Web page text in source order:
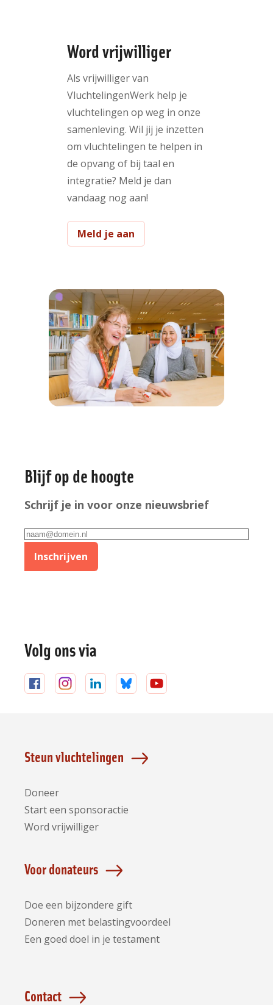
Word vrijwilliger
Als vrijwilliger van
VluchtelingenWerk help je
vluchtelingen op weg in onze
samenleving. Wil jij je inzetten
om vluchtelingen te helpen in
de opvang of bij taal en
integratie? Meld je dan
vandaag nog aan!
Meld je aan
informatie
Blijf op de hoogte
Schrijf je in voor onze nieuwsbrief
E-
mailadres
Inschrijven
Volg ons via
Volg
Volg
Volg
Volg
Volg
Steun vluchtelingen
Doneer
Start een sponsoractie
Word vrijwilliger
Voor donateurs
Doe een bijzondere gift
Doneren met belastingvoordeel
Een goed doel in je testament
Contact